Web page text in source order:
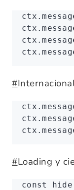
ctx .
ctx .
ctx .
ctx .
#
ctx .
ctx .
ctx .
#Loading y
const hide